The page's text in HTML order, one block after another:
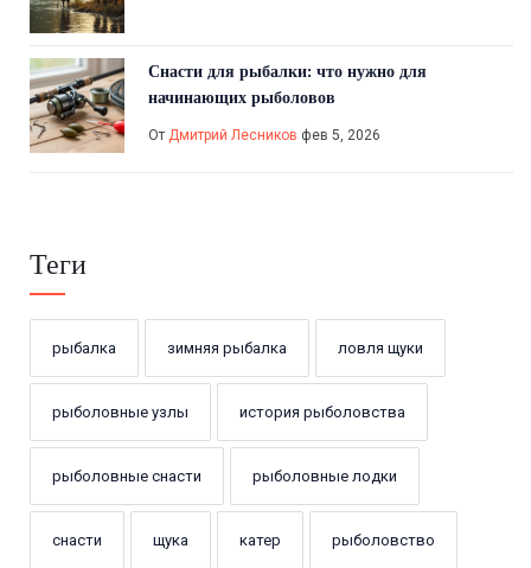
Снасти для рыбалки: что нужно для
начинающих рыболовов
От Дмитрий Лесников фев 5, 2026
Теги
рыбалка зимняя рыбалка ловля щуки
рыболовные узлы история рыболовства
рыболовные снасти рыболовные лодки
снасти щука катер рыболовство